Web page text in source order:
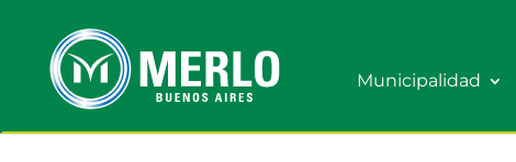
Municipalidad